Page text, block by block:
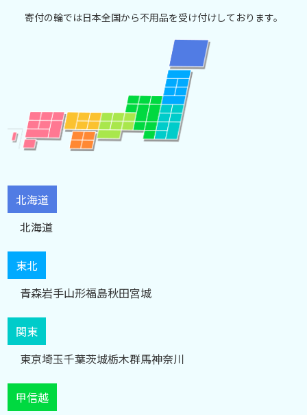
寄付の輪では日本全国から不用品を受け付けしております。
北海道
北海道
東北
青森岩手山形福島秋田宮城
関東
東京埼玉千葉茨城栃木群馬神奈川
甲信越